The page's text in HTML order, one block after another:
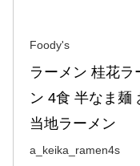
Foody's
ラーメン 桂花ラ
ン 4食 半なま麺
当地ラーメン
a_keika_ramen4s